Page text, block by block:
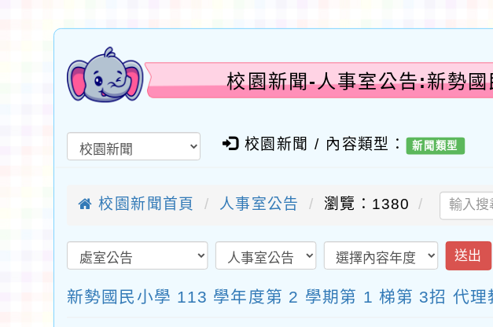
校園新聞-人事室公告:新勢
校園新聞 / 內容類型： 新聞類型
校園新聞首頁 人事室公告 瀏覽：1380
送出
新勢國民小學 113 學年度第 2 學期第 1 梯第 3招 代